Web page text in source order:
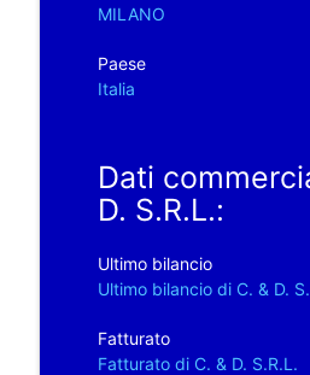
MILANO
Paese
Italia
Dati
D. S.R.L.:
Ultimo bilancio
Ultimo bilancio di C. & D.
Fatturato
Fatturato di C. & D. S.R.L.